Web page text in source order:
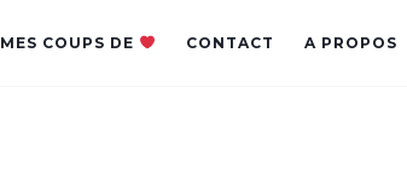
MES COUPS DE CONTACT A PROPOS